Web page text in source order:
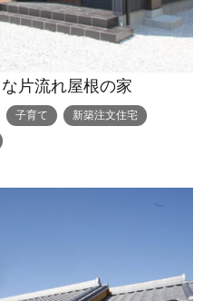
片流れ屋根の家
子育て
新築注文住宅